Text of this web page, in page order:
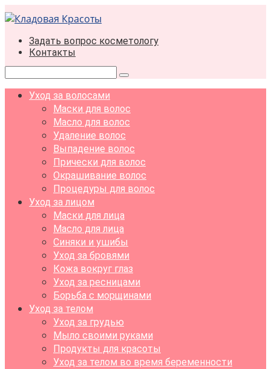
Перейти
к
контентуЗадать вопрос косметологу
Контакты
Поиск:
Уход за волосами
Маски для волос
Масло для волос
Удаление волос
Выпадение волос
Прически для волос
Окрашивание волос
Процедуры для волос
Уход за лицом
Маски для лица
Масло для лица
Синяки и ушибы
Уход за бровями
Кожа вокруг глаз
Уход за ресницами
Борьба с морщинами
Уход за телом
Уход за грудью
Мыло своими руками
Продукты для красоты
Уход за телом во время беременности